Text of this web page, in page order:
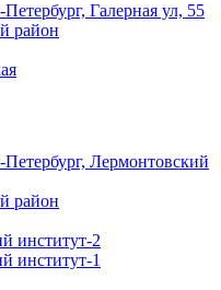
Галерная ул, 55
район
Петербург, Лермонтовский
район
институт-2
институт-1